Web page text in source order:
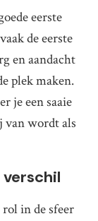
eerste
de eerste
en aandacht
plek maken.
je een saaie
van wordt als
in de sfeer